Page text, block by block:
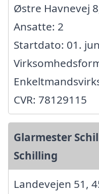
Østre Havnevej
Ansatte: 2
Startdato: 01.
CVR: 78129115
Glarmester
Schilling
Landevejen 51,